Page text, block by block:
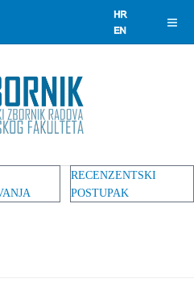
RECENZENTSKI
POSTUPAK